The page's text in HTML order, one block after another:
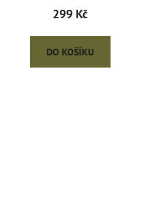
299 Kč
DO KOŠÍKU